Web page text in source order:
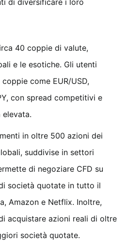
di diversificare i loro
40 coppie di valute,
e le esotiche. Gli utenti
come EUR/USD,
con spread competitivi e
elevata.
in oltre 500 azioni dei
suddivise in settori
di negoziare CFD su
società quotate in tutto il
Amazon e Netflix. Inoltre,
acquistare azioni reali di oltre
società quotate.